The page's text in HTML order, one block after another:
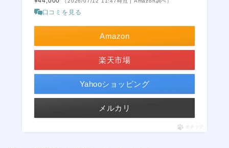
口コミを見る
Amazon
楽天市場
Yahooショッピング
メルカリ
ポチップ